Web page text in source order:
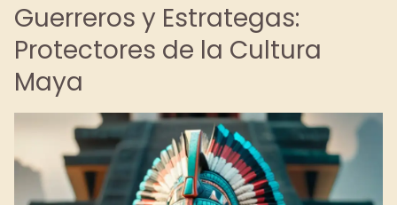
Guerreros y Estrategas:
Protectores de la Cultura
Maya